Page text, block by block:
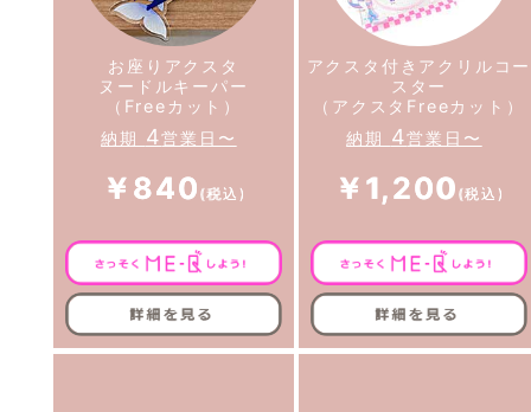
お座りアクスタ
ヌードルキーパー
（Freeカット）
納期 4営業日〜
￥840
アクスタ付きアクリルコー
スター
（アクスタFreeカット）
納期 4営業日〜
￥1,200